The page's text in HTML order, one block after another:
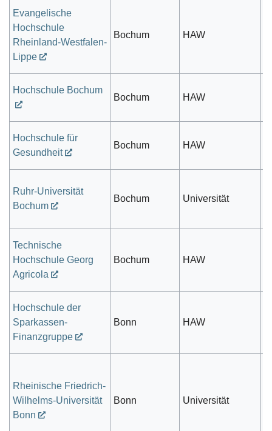
Evangelische
Hochschule
Rheinland-Westfalen-
Lippe
Bochum HAW
Hochschule Bochum
Bochum HAW
Hochschule für
Gesundheit
Bochum HAW
Ruhr-Universität
Bochum
Bochum Universität
Technische
Hochschule Georg
Agricola
Bochum HAW
Hochschule der
Sparkassen-
Finanzgruppe
Bonn HAW
Rheinische Friedrich-
Wilhelms-Universität
Bonn
Bonn Universität